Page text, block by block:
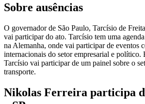
Sobre ausências
O governador de São Paulo, Tarcísio de
vai participar do ato. Tarcísio tem uma
na Alemanha, onde vai participar de eventos
internacionais do setor empresarial e político.
Tarcísio vai participar de um painel sobre o
transporte.
Nikolas Ferreira participa